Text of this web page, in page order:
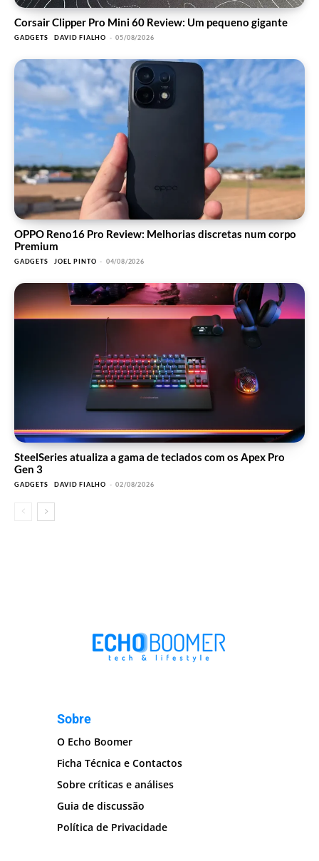
Corsair Clipper Pro Mini 60 Review: Um pequeno gigante
GADGETS DAVID FIALHO - 05/08/2026
OPPO Reno16 Pro Review: Melhorias discretas num corpo
Premium
GADGETS JOEL PINTO - 04/08/2026
SteelSeries atualiza a gama de teclados com os Apex Pro
Gen 3
GADGETS DAVID FIALHO - 02/08/2026
Sobre
O Echo Boomer
Ficha Técnica e Contactos
Sobre críticas e análises
Guia de discussão
Política de Privacidade